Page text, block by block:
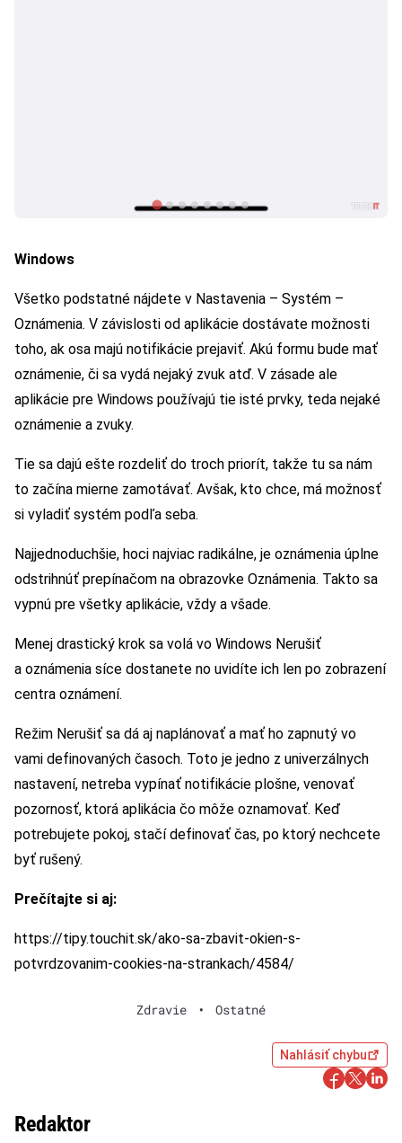
Windows
Všetko podstatné nájdete v Nastavenia – Systém –
Oznámenia. V závislosti od aplikácie dostávate možnosti
toho, ak osa majú notifikácie prejaviť. Akú formu bude mať
oznámenie, či sa vydá nejaký zvuk atď. V zásade ale
aplikácie pre Windows používajú tie isté prvky, teda nejaké
oznámenie a zvuky.
Tie sa dajú ešte rozdeliť do troch priorít, takže tu sa nám
to začína mierne zamotávať. Avšak, kto chce, má možnosť
si vyladiť systém podľa seba.
Najjednoduchšie, hoci najviac radikálne, je oznámenia úplne
odstrihnúť prepínačom na obrazovke Oznámenia. Takto sa
vypnú pre všetky aplikácie, vždy a všade.
Menej drastický krok sa volá vo Windows Nerušiť
a oznámenia síce dostanete no uvidíte ich len po zobrazení
centra oznámení.
Režim Nerušiť sa dá aj naplánovať a mať ho zapnutý vo
vami definovaných časoch. Toto je jedno z univerzálnych
nastavení, netreba vypínať notifikácie plošne, venovať
pozornosť, ktorá aplikácia čo môže oznamovať. Keď
potrebujete pokoj, stačí definovať čas, po ktorý nechcete
byť rušený.
Prečítajte si aj:
https://tipy.touchit.sk/ako-sa-zbavit-okien-s-
potvrdzovanim-cookies-na-strankach/4584/
Zdravie • Ostatné
Nahlásiť chybu
Redaktor